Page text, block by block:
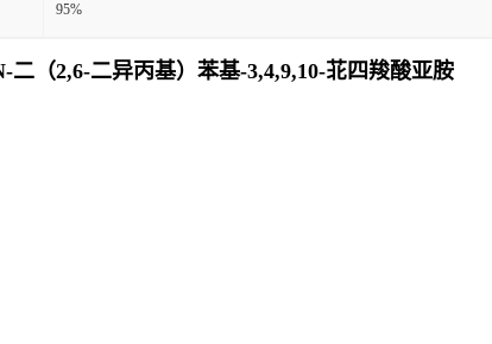
95%
二（2,6-二异丙基）苯基-3,4,9,10-苝四羧酸亚胺